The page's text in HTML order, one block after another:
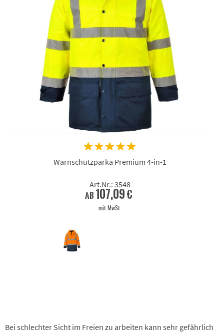
Warnschutzparka Premium 4-in-1
Art.Nr.: 3548
ab 107,09 €
mit MwSt.
Bei schlechter Sicht im Freien zu arbeiten kann sehr gefährlich